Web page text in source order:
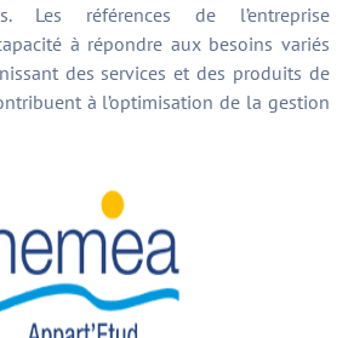
Les références de l’entreprise
à répondre aux besoins variés
des services et des produits de
à l’optimisation de la gestion